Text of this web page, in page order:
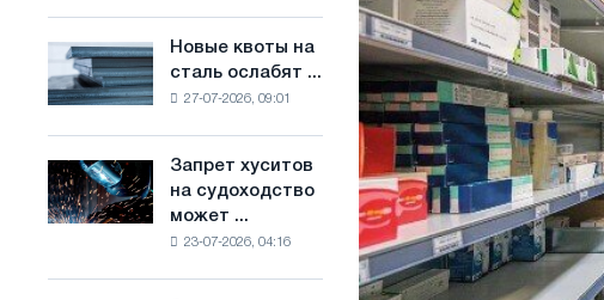
основе
водорода
Франции
отраслевые
ограничения
амбициями
по
борьбе
с
Новые
квоты
на
конкуренцию
в
Новые квоты на
сталь ослабят ...
27-07-2026, 09:01
Запрет
хуситов
на
Запрет хуситов
на судоходство
может ...
23-07-2026, 04:16